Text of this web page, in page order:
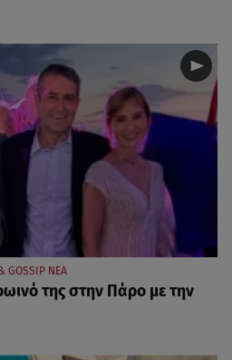
GOSSIP ΝΕΑ
της στην Πάρο με την